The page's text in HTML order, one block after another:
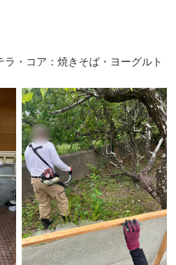
・コア：焼きそば・ヨーグルト